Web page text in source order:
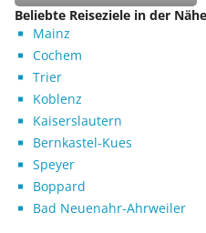
Beliebte Reiseziele in der Nähe
Mainz
Cochem
Trier
Koblenz
Kaiserslautern
Bernkastel-Kues
Speyer
Boppard
Bad Neuenahr-Ahrweiler